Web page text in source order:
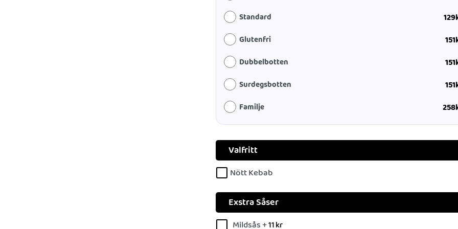
Standard 129
Glutenfri 151
Dubbelbotten 151
Surdegsbotten 151
Familje 258
Valfritt
Nött Kebab
Exstra Såser
Mildsås +11kr